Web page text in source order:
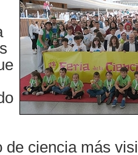
de ciencia más